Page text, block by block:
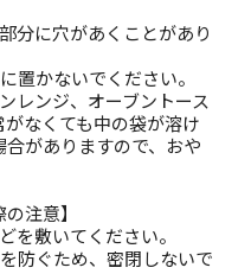
分に穴があくことがあり
置かないでください。
レンジ、オーブントース
なくても中の袋が溶け
がありますので、おや
注意】
を敷いてください。
防ぐため、密閉しないで